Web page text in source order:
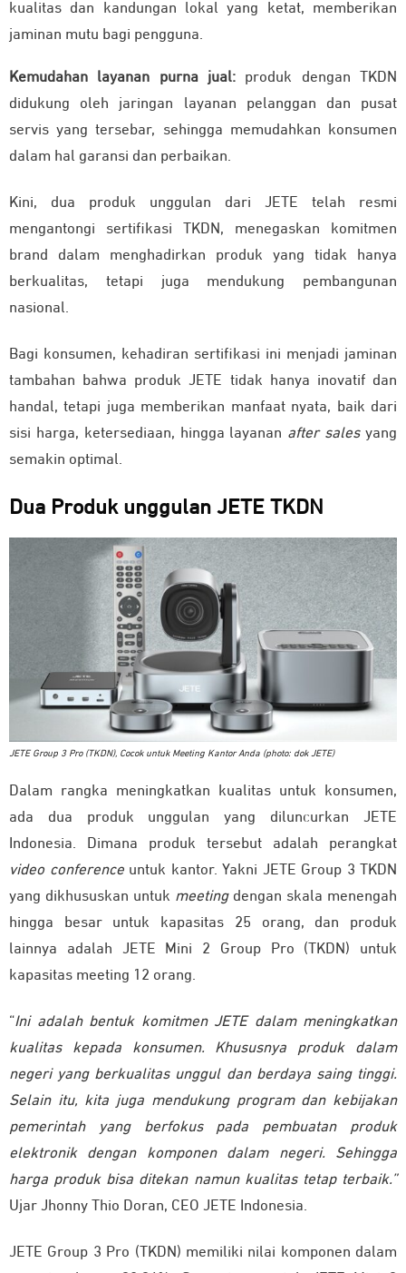
kualitas dan kandungan lokal yang ketat, memberikan
jaminan mutu bagi pengguna.
Kemudahan layanan purna jual: produk dengan TKDN
didukung oleh jaringan layanan pelanggan dan pusat
servis yang tersebar, sehingga memudahkan konsumen
dalam hal garansi dan perbaikan.
Kini, dua produk unggulan dari JETE telah resmi
mengantongi sertifikasi TKDN, menegaskan komitmen
brand dalam menghadirkan produk yang tidak hanya
berkualitas, tetapi juga mendukung pembangunan
nasional.
Bagi konsumen, kehadiran sertifikasi ini menjadi jaminan
tambahan bahwa produk JETE tidak hanya inovatif dan
handal, tetapi juga memberikan manfaat nyata, baik dari
sisi harga, ketersediaan, hingga layanan after salesyang
semakin optimal.
Dua Produk unggulan JETE TKDN
JETE Group 3 Pro (TKDN), Cocok untuk Meeting Kantor Anda (photo: dok JETE)
Dalam rangka meningkatkan kualitas untuk konsumen,
ada dua produk unggulan yang diluncurkan JETE
Indonesia. Dimana produk tersebut adalah perangkat
video conferenceuntuk kantor. Yakni JETE Group 3 TKDN
yang dikhususkan untuk meetingdengan skala menengah
hingga besar untuk kapasitas 25 orang, dan produk
lainnya adalah JETE Mini 2 Group Pro (TKDN) untuk
kapasitas meeting 12 orang.
“Ini adalah bentuk komitmen JETE dalam meningkatkan
kualitas kepada konsumen. Khususnya produk dalam
negeri yang berkualitas unggul dan berdaya saing tinggi.
Selain itu, kita juga mendukung program dan kebijakan
pemerintah yang berfokus pada pembuatan produk
elektronik dengan komponen dalam negeri. Sehingga
harga produk bisa ditekan namun kualitas tetap terbaik.”
Ujar Jhonny Thio Doran, CEO JETE Indonesia.
JETE Group 3 Pro (TKDN) memiliki nilai komponen dalam